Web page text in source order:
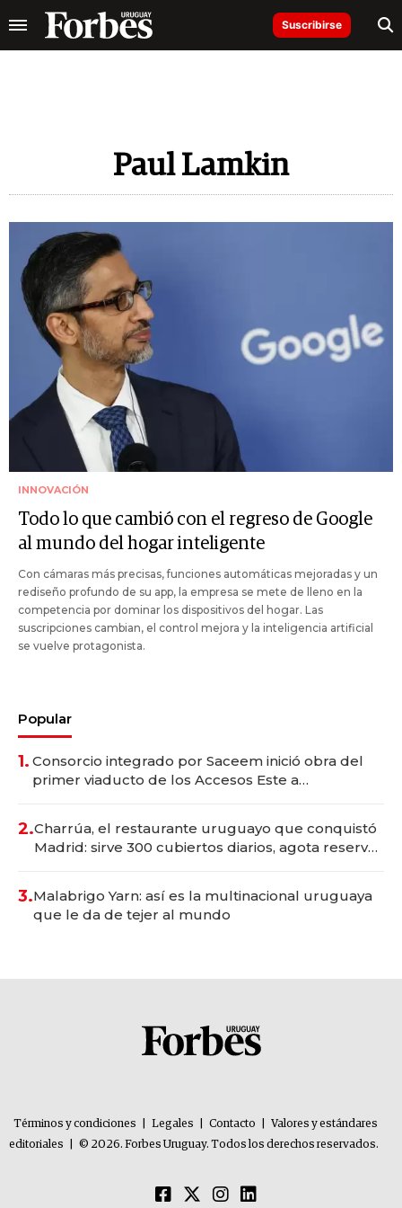
Suscribirse
Paul Lamkin
INNOVACIÓN
Todo lo que cambió con el regreso de Google
al mundo del hogar inteligente
Con cámaras más precisas, funciones automáticas mejoradas y un
rediseño profundo de su app, la empresa se mete de lleno en la
competencia por dominar los dispositivos del hogar. Las
suscripciones cambian, el control mejora y la inteligencia artificial
se vuelve protagonista.
Popular
1. Consorcio integrado por Saceem inició obra del
primer viaducto de los Accesos Este a
2.Charrúa, el restaurante uruguayo que conquistó
Madrid: sirve 300 cubiertos diarios, agota reservas
3.Malabrigo Yarn: así es la multinacional uruguaya
que le da de tejer al mundo
Términos y condiciones Legales Contacto
Valores y estándares
editoriales
© 2026. Forbes Uruguay. Todos los derechos reservados.